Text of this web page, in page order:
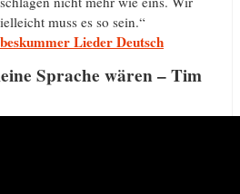
muss es so sein.“
Lieder Deutsch
Sprache wären – Tim